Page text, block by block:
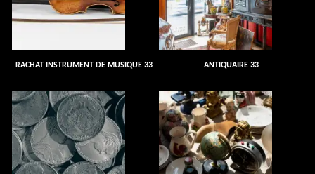
RACHAT INSTRUMENT DE MUSIQUE 33 ANTIQUAIRE 33